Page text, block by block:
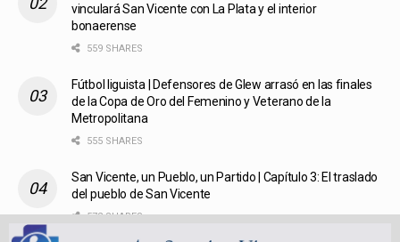
vinculará San Vicente con La Plata y el interior
bonaerense
559 SHARES
Fútbol liguista | Defensores de Glew arrasó en las finales
de la Copa de Oro del Femenino y Veterano de la
Metropolitana
555 SHARES
San Vicente, un Pueblo, un Partido | Capítulo 3: El traslado
del pueblo de San Vicente
572 SHARES